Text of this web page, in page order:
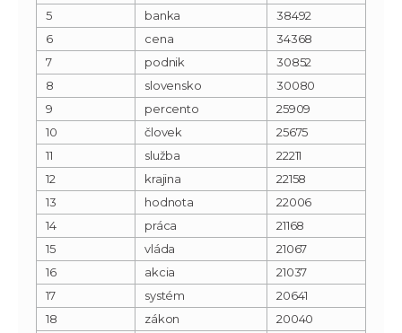
5
banka
38492
6
cena
34368
7
podnik
30852
8
slovensko
30080
9
percento
25909
10
človek
25675
11
služba
22211
12
krajina
22158
13
hodnota
22006
14
práca
21168
15
vláda
21067
16
akcia
21037
17
systém
20641
18
zákon
20040